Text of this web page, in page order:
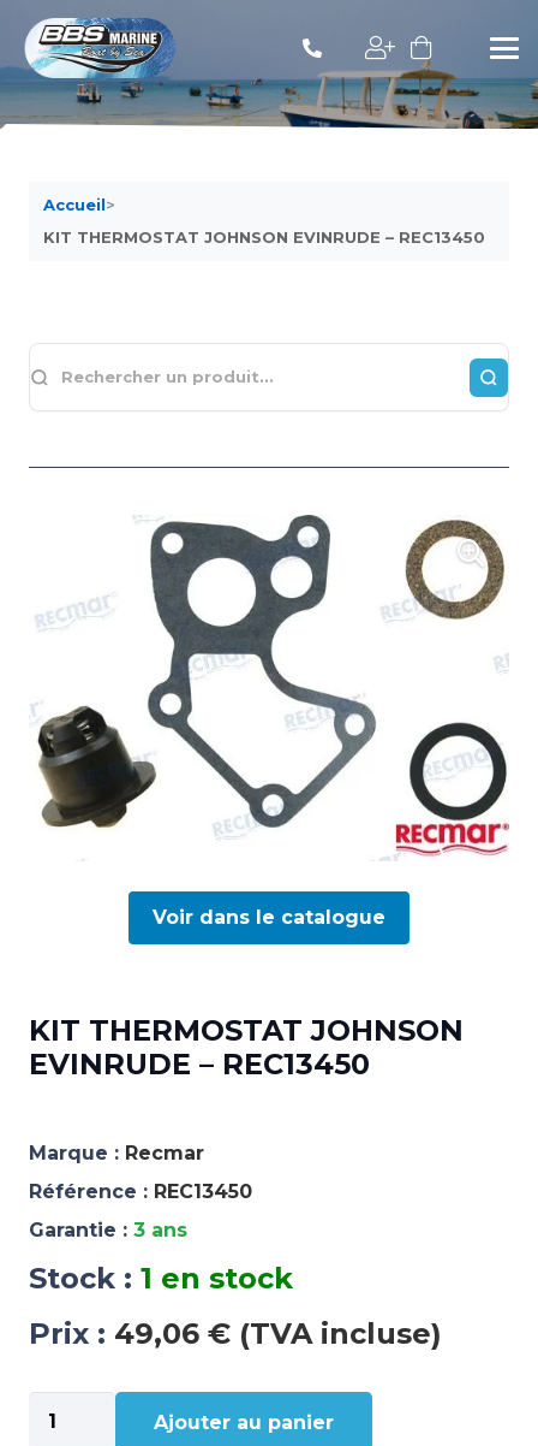
Accueil>
KIT THERMOSTAT JOHNSON EVINRUDE – REC13450
Voir dans le catalogue
KIT THERMOSTAT JOHNSON
EVINRUDE – REC13450
Marque : Recmar
Référence : REC13450
Garantie : 3 ans
Stock : 1 en stock
Prix : 49,06 € (TVA incluse)
quantité
de
Ajouter au panier